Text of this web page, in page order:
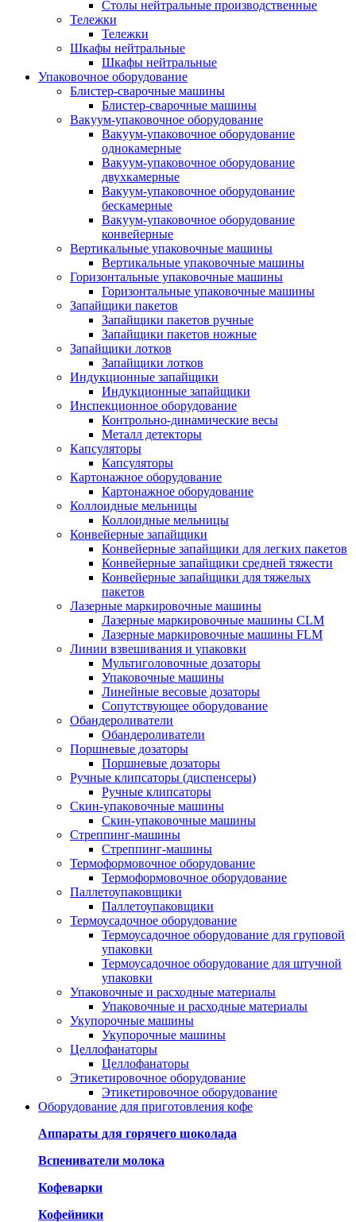
Столы нейтральные производственные
Тележки
Тележки
Шкафы нейтральные
Шкафы нейтральные
Упаковочное оборудование
Блистер-сварочные машины
Блистер-сварочные машины
Вакуум-упаковочное оборудование
Вакуум-упаковочное оборудование
однокамерные
Вакуум-упаковочное оборудование
двухкамерные
Вакуум-упаковочное оборудование
беcкамерные
Вакуум-упаковочное оборудование
конвейерные
Вертикальные упаковочные машины
Вертикальные упаковочные машины
Горизонтальные упаковочные машины
Горизонтальные упаковочные машины
Запайщики пакетов
Запайщики пакетов ручные
Запайщики пакетов ножные
Запайщики лотков
Запайщики лотков
Индукционные запайщики
Индукционные запайщики
Инспекционное оборудование
Контрольно-динамические весы
Металл детекторы
Капсуляторы
Капсуляторы
Картонажное оборудование
Картонажное оборудование
Коллоидные мельницы
Коллоидные мельницы
Конвейерные запайщики
Конвейерные запайщики для легких пакетов
Конвейерные запайщики средней тяжести
Конвейерные запайщики для тяжелых
пакетов
Лазерные маркировочные машины
Лазерные маркировочные машины CLM
Лазерные маркировочные машины FLM
Линии взвешивания и упаковки
Мультиголовочные дозаторы
Упаковочные машины
Линейные весовые дозаторы
Сопутствующее оборудование
Обандероливатели
Обандероливатели
Поршневые дозаторы
Поршневые дозаторы
Ручные клипсаторы (диспенсеры)
Ручные клипсаторы
Скин-упаковочные машины
Скин-упаковочные машины
Стреппинг-машины
Стреппинг-машины
Термоформовочное оборудование
Термоформовочное оборудование
Паллетоупаковщики
Паллетоупаковщики
Термоусадочное оборудование
Термоусадочное оборудование для груповой
упаковки
Термоусадочное оборудование для штучной
упаковки
Упаковочные и расходные материалы
Упаковочные и расходные материалы
Укупорочные машины
Укупорочные машины
Целлофанаторы
Целлофанаторы
Этикетировочное оборудование
Этикетировочное оборудование
Оборудование для приготовления кофе
Аппараты для горячего шоколада
Вспениватели молока
Кофеварки
Кофейники